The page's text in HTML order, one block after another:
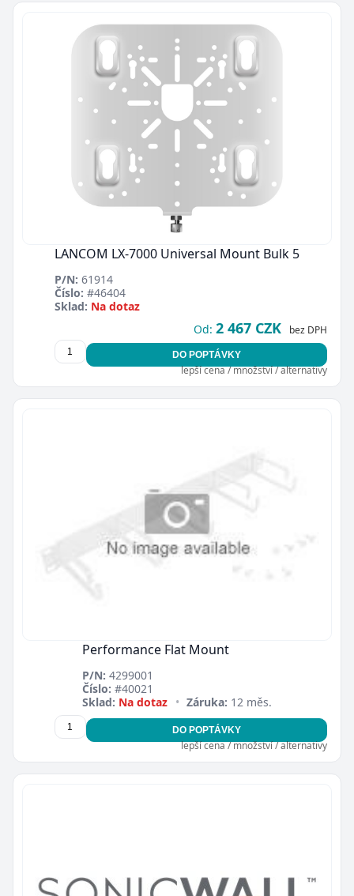
LANCOM LX-7000 Universal Mount Bulk 5
P/N: 61914
Číslo: #46404
Sklad: Na dotaz
Od: 2 467 CZK bez DPH
DO POPTÁVKY
lepší cena / množství / alternativy
Performance Flat Mount
P/N: 4299001
Číslo: #40021
Sklad: Na dotaz • Záruka: 12 měs.
DO POPTÁVKY
lepší cena / množství / alternativy